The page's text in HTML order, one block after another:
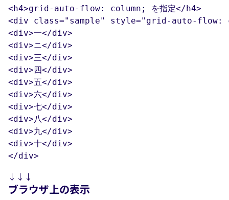
<h4>grid-auto-flow: column; を指定</h4>
<div class="sample" style="grid-auto-flow:
<div>一</div>
<div>ニ</div>
<div>三</div>
<div>四</div>
<div>五</div>
<div>六</div>
<div>七</div>
<div>八</div>
<div>九</div>
<div>十</div>
</div>
↓↓↓
ブラウザ上の表示